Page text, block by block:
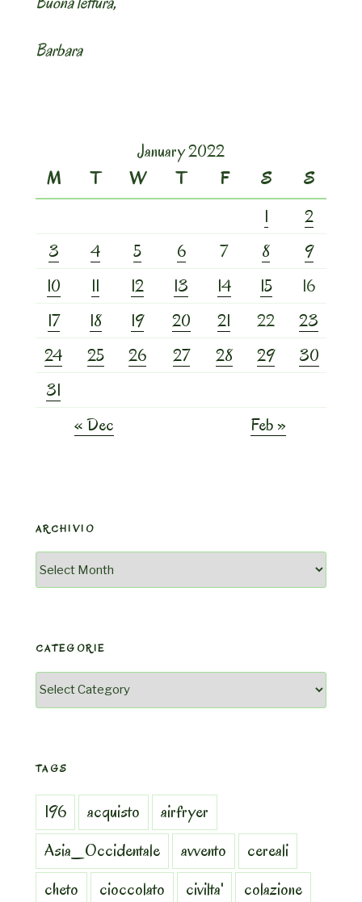
Barbara
January 2022
M
T W T F S
S
1
2
3
4 5 6 7 8
9
10
11 12 13 14 15
16
17
18 19 20 21 22
23
24
25 26 27 28 29
30
31
« Dec
Feb »
ARCHIVIO
Archivio
CATEGORIE
Categorie
TAGS
196 acquisto
airfryer
Asia_Occidentale
avvento
cereali
cheto
cioccolato civilta'
colazione